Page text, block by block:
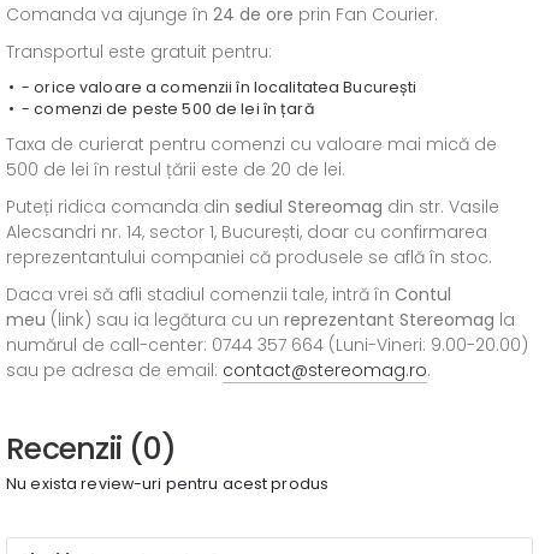
Comanda va ajunge în 24 de ore prin Fan Courier.
Transportul este gratuit pentru:
- orice valoare a comenzii în localitatea București
- comenzi de peste 500 de lei în țară
Taxa de curierat pentru comenzi cu valoare mai mică de
500 de lei în restul țării este de 20 de lei.
Puteți ridica comanda din sediul Stereomag din str. Vasile
Alecsandri nr. 14, sector 1, București, doar cu confirmarea
reprezentantului companiei că produsele se află în stoc.
Daca vrei să afli stadiul comenzii tale, intră în Contul
meu (link) sau ia legătura cu un reprezentant Stereomag la
numărul de call-center: 0744 357 664 (Luni-Vineri: 9.00-20.00)
sau pe adresa de email: contact@stereomag.ro.
Recenzii (0)
Nu exista review-uri pentru acest produs